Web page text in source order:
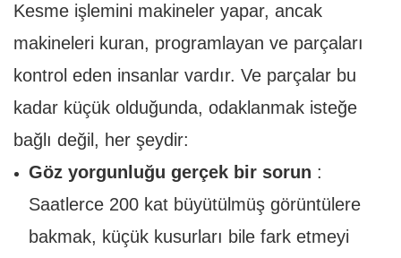
Kesme işlemini makineler yapar, ancak
makineleri kuran, programlayan ve parçaları
kontrol eden insanlar vardır. Ve parçalar bu
kadar küçük olduğunda, odaklanmak isteğe
bağlı değil, her şeydir:
Göz yorgunluğu gerçek bir sorun :
Saatlerce 200 kat büyütülmüş görüntülere
bakmak, küçük kusurları bile fark etmeyi